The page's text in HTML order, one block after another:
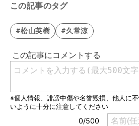
この記事のタグ
#松山英樹 #久常涼